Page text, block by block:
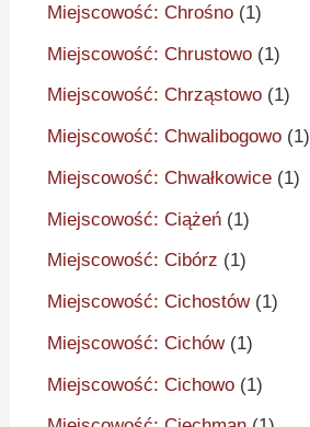
Miejscowość: Chrośno (1)
Miejscowość: Chrustowo (1)
Miejscowość: Chrząstowo (1)
Miejscowość: Chwalibogowo (1)
Miejscowość: Chwałkowice (1)
Miejscowość: Ciążeń (1)
Miejscowość: Cibórz (1)
Miejscowość: Cichostów(1)
Miejscowość: Cichów(1)
Miejscowość: Cichowo (1)